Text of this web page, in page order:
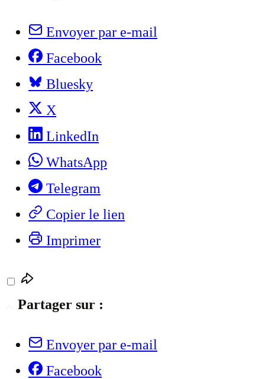
Envoyer par e-mail
Facebook
Bluesky
X
LinkedIn
WhatsApp
Telegram
Copier le lien
Imprimer
Partager sur :
Envoyer par e-mail
Facebook